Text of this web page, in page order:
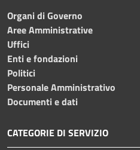
Organi di Governo
Aree Amministrative
Uffici
Enti e fondazioni
Politici
Personale Amministrativo
Documenti e dati
CATEGORIE DI SERVIZIO